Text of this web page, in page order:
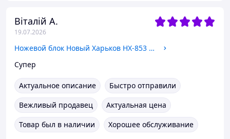
Віталій А.
19.07.2026
Ножевой блок Новый Харьков НХ-853 (для Бритв Новый Харьков)
Супер
Актуальное описание
Быстро отправили
Вежливый продавец
Актуальная цена
Товар был в наличии
Хорошее обслуживание